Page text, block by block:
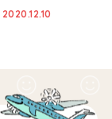
2020.12.10